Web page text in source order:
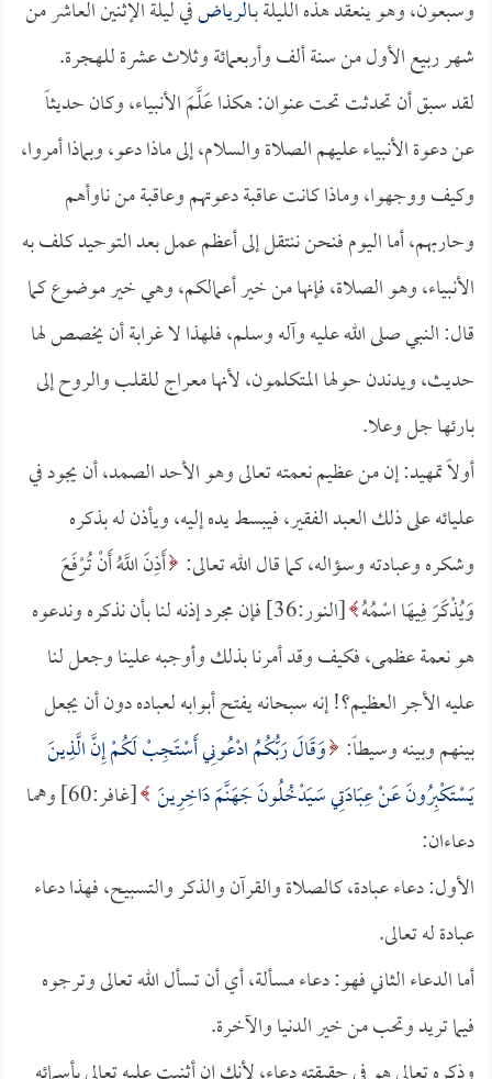
وسبعون، وهو ينعقد هذه الليلة بـالرياضفي ليلة الإثنين العاشر من
شهر ربيع الأول من سنة ألف وأربعمائة وثلاث عشرة للهجرة.
لقد سبق أن تحدثت تحت عنوان: هكذا عَلَّمَ الأنبياء، وكان حديثاً
عن دعوة الأنبياء عليهم الصلاة والسلام، إلى ماذا دعو، وبماذا أمروا،
وكيف ووجهوا، وماذا كانت عاقبة دعوتهم وعاقبة من ناوأهم
وحاربهم، أما اليوم فنحن ننتقل إلى أعظم عمل بعد التوحيد كلف به
الأنبياء، وهو الصلاة، فإنها من خير أعمالكم، وهي خير موضوع كما
قال: النبي صلى الله عليه وآله وسلم، فلهذا لا غرابة أن يخصص لها
حديث، ويدندن حولها المتكلمون، لأنها معراج للقلب والروح إلى
بارئها جل وعلا.
أولاً تمهيد: إن من عظيم نعمته تعالى وهو الأحد الصمد، أن يجود في
عليائه على ذلك العبد الفقير، فيبسط يده إليه، ويأذن له بذكره
وشكره وعبادته وسؤاله، كما قال الله تعالى: أَذِنَ اللَّهُ أَنْ تُرْفَعَ
وَيُذْكَرَ فِيهَا اسْمُهُ
[النور:36] فإن مجرد إذنه لنا بأن نذكره وندعوه
هو نعمة عظمى، فكيف وقد أمرنا بذلك وأوجبه علينا وجعل لنا
عليه الأجر العظيم؟! إنه سبحانه يفتح أبوابه لعباده دون أن يجعل
بينهم وبينه وسيطاً: وَقَالَ رَبُّكُمُ ادْعُونِي أَسْتَجِبْ لَكُمْ إِنَّ الَّذِينَ
يَسْتَكْبِرُونَ عَنْ عِبَادَتِي سَيَدْخُلُونَ جَهَنَّمَ دَاخِرِينَ
[غافر:60] وهما
دعاءان:
الأول: دعاء عبادة، كالصلاة والقرآن والذكر والتسبيح، فهذا دعاء
عبادة له تعالى.
أما الدعاء الثاني فهو: دعاء مسألة، أي أن تسأل الله تعالى وترجوه
فيما تريد وتحب من خير الدنيا والآخرة.